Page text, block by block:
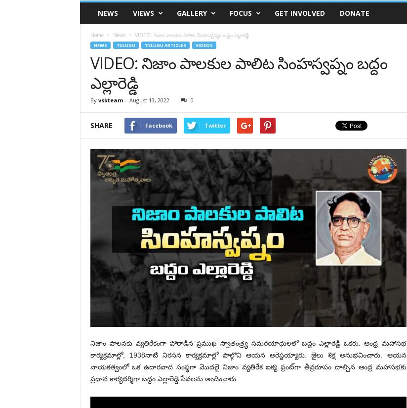
VSK
TelanganaNEWS VIEWS GALLERY FOCUS GET INVOLVED DONATE
Home News VIDEO: నిజాం పాలకుల పాలిట సింహస్వప్నం బద్దం ఎల్లారెడ్డి
NEWS TELUGU TELUGU ARTICLES VIDEOS
VIDEO: నిజాం పాలకుల పాలిట సింహస్వప్నం బద్దం
ఎల్లారెడ్డి
By vskteam- August 13, 2022 0
SHARE Facebook Twitter
నిజాం పాలనకు వ్యతిరేకంగా పోరాడిన ప్రముఖ స్వాతంత్ర్య సమరయోధులలో బద్దం ఎల్లారెడ్డి ఒకరు. ఆంధ్ర మహాసభ
కార్యక్రమాల్లో, 1938నాటి నిరసన కార్యక్రమాల్లో పాల్గొని ఆయన అరెస్టయ్యారు. జైలు శిక్ష అనుభవించారు. ఆయన
నాయకత్వంలో ఒక ఉదారవాద సంస్థగా మొదలై నిజాం వ్యతిరేక ఐక్య ఫ్రంట్‌గా తీవ్రరూపం దాల్చిన ఆంధ్ర మహాసభకు
ప్రధాన కార్యదర్శిగా బద్దం ఎల్లారెడ్డి సేవలను అందించారు.